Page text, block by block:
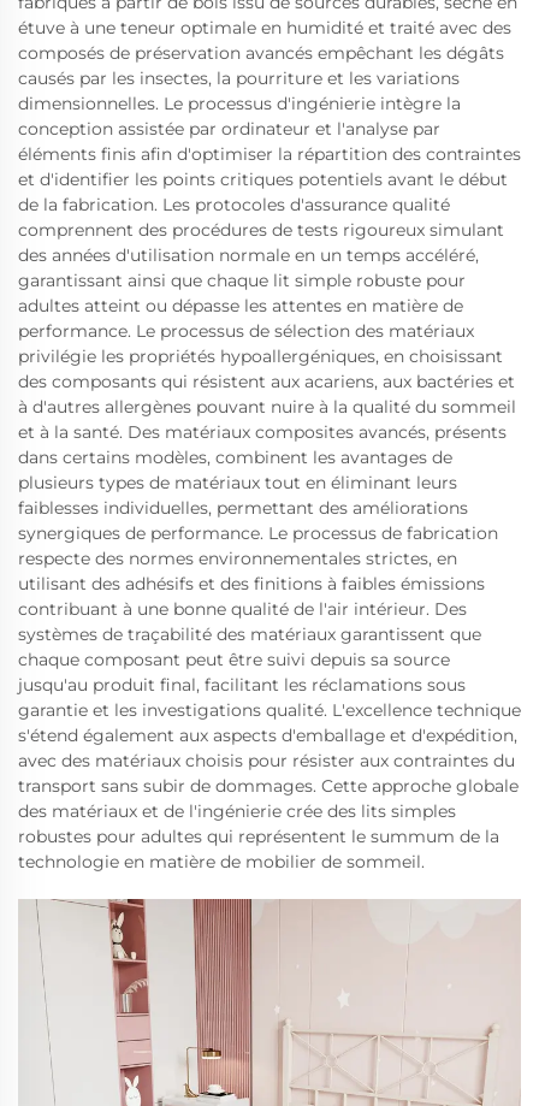
étuve à une teneur optimale en humidité et traité avec des
composés de préservation avancés empêchant les dégâts
causés par les insectes, la pourriture et les variations
dimensionnelles. Le processus d'ingénierie intègre la
conception assistée par ordinateur et l'analyse par
éléments finis afin d'optimiser la répartition des contraintes
et d'identifier les points critiques potentiels avant le début
de la fabrication. Les protocoles d'assurance qualité
comprennent des procédures de tests rigoureux simulant
des années d'utilisation normale en un temps accéléré,
garantissant ainsi que chaque lit simple robuste pour
adultes atteint ou dépasse les attentes en matière de
performance. Le processus de sélection des matériaux
privilégie les propriétés hypoallergéniques, en choisissant
des composants qui résistent aux acariens, aux bactéries et
à d'autres allergènes pouvant nuire à la qualité du sommeil
et à la santé. Des matériaux composites avancés, présents
dans certains modèles, combinent les avantages de
plusieurs types de matériaux tout en éliminant leurs
faiblesses individuelles, permettant des améliorations
synergiques de performance. Le processus de fabrication
respecte des normes environnementales strictes, en
utilisant des adhésifs et des finitions à faibles émissions
contribuant à une bonne qualité de l'air intérieur. Des
systèmes de traçabilité des matériaux garantissent que
chaque composant peut être suivi depuis sa source
jusqu'au produit final, facilitant les réclamations sous
garantie et les investigations qualité. L'excellence technique
s'étend également aux aspects d'emballage et d'expédition,
avec des matériaux choisis pour résister aux contraintes du
transport sans subir de dommages. Cette approche globale
des matériaux et de l'ingénierie crée des lits simples
robustes pour adultes qui représentent le summum de la
technologie en matière de mobilier de sommeil.